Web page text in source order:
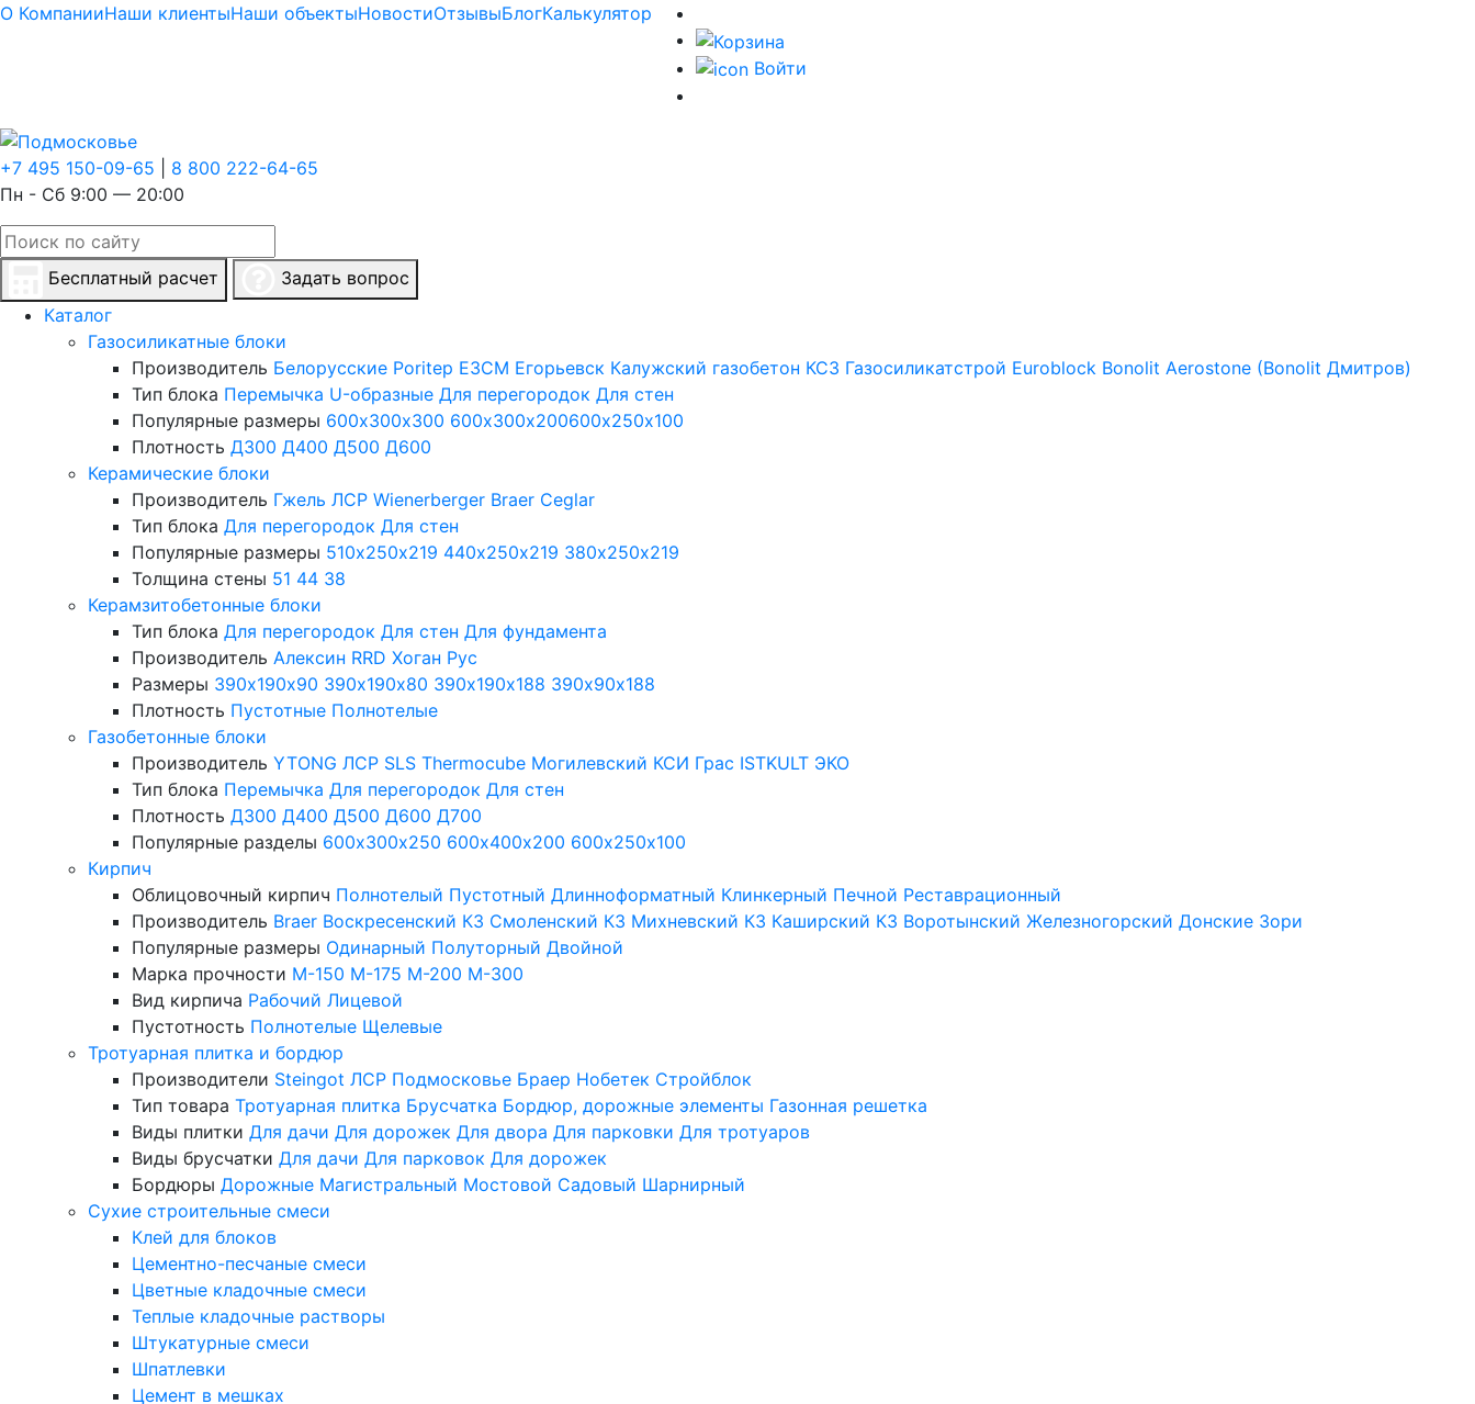
О КомпанииНаши клиентыНаши объектыНовостиОтзывыБлогКалькулятор
Войти
+7 495 150-09-65
8 800 222-64-65
Пн - Сб 9:00 — 20:00
Бесплатный расчет
Задать вопрос
Каталог
Газосиликатные блоки
Производитель Белорусские Poritep ЕЗСМ Егорьевск Калужский газобетон КСЗ Газосиликатстрой Euroblock Bonolit Aerostone (Bonolit Дмитров)
Тип блока Перемычка U-образные Для перегородок Для стен
Популярные размеры 600х300х300 600х300х200600х250х100
Плотность Д300 Д400 Д500 Д600
Керамические блоки
Производитель Гжель ЛСР Wienerberger Braer Ceglar
Тип блока Для перегородок Для стен
Популярные размеры 510х250х219 440х250х219 380х250х219
Толщина стены 51 44 38
Керамзитобетонные блоки
Тип блока Для перегородок Для стен Для фундамента
Производитель Алексин RRD Хоган Рус
Размеры 390х190х90 390х190х80 390х190х188 390х90х188
Плотность Пустотные Полнотелые
Газобетонные блоки
Производитель YTONG ЛСР SLS Thermocube Могилевский КСИ Грас ISTKULT ЭКО
Тип блока Перемычка Для перегородок Для стен
Плотность Д300 Д400 Д500 Д600 Д700
Популярные разделы 600х300х250 600х400х200 600х250х100
Кирпич
Облицовочный кирпич Полнотелый Пустотный Длинноформатный Клинкерный Печной Реставрационный
Производитель Braer Воскресенский КЗ Смоленский КЗ Михневский КЗ Каширский КЗ Воротынский Железногорский Донские Зори
Популярные размеры Одинарный Полуторный Двойной
Марка прочности М-150 М-175 М-200 М-300
Вид кирпича Рабочий Лицевой
Пустотность Полнотелые Щелевые
Тротуарная плитка и бордюр
Производители Steingot ЛСР Подмосковье Браер Нобетек Стройблок
Тип товара Тротуарная плитка Брусчатка Бордюр, дорожные элементы Газонная решетка
Виды плитки Для дачи Для дорожек Для двора Для парковки Для тротуаров
Виды брусчатки Для дачи Для парковок Для дорожек
Бордюры Дорожные Магистральный Мостовой Садовый Шарнирный
Сухие строительные смеси
Клей для блоков
Цементно-песчаные смеси
Цветные кладочные смеси
Теплые кладочные растворы
Штукатурные смеси
Шпатлевки
Цемент в мешках